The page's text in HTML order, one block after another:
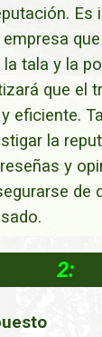
Es
tala y la
que el
eficiente.
la
y
de
2: